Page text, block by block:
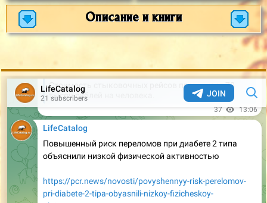
Описание и книги